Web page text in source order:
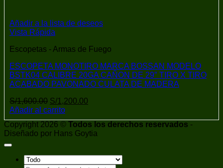
Añadir a la lista de deseos
Vista Rápida
Escopetas - Armas de Fuego
ESCOPETA MONOTIRO MARCA BOSSAN MODELO
BSTK04 CALIBRE 20GA CAÑON DE 29″ TIRO X TIRO
ACABADO PAVONADO CULATA DE MADERA
S/1,600.00 El
precio
original
era:
S/1,600.00.
S/1,200.00
actual
es:
S/1,200.00.
Añadir al carrito
Copyright 2026 © Todos los derechos reservados -
Diseñado por Hans Goytia